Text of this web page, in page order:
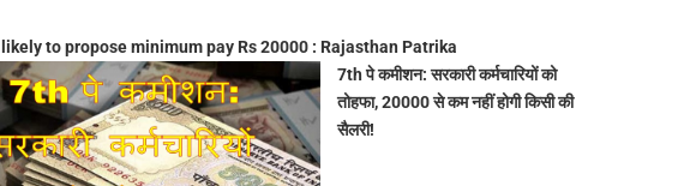
likely to propose minimum pay Rs 20000 : Rajasthan Patrika
7th पे कमीशन: सरकारी कर्मचारियों को
तोहफा, 20000 से कम नहीं होगी किसी की
सैलरी!